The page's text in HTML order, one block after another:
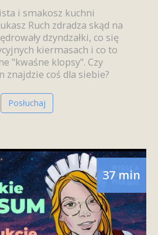
i smakosz kuchni
Ruch zdradza skąd na
dzyndzałki, co się
kiermasach i co to
"kwaśne klopsy". Czy
znajdzie coś dla siebie?
Posłuchaj
37 min